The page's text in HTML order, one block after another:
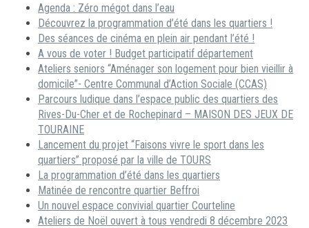
Agenda : Zéro mégot dans l’eau
Découvrez la programmation d’été dans les quartiers !
Des séances de cinéma en plein air pendant l’été !
A vous de voter ! Budget participatif département
Ateliers seniors “Aménager son logement pour bien vieillir à
domicile”- Centre Communal d’Action Sociale (CCAS)
Parcours ludique dans l’espace public des quartiers des
Rives-Du-Cher et de Rochepinard – MAISON DES JEUX DE
TOURAINE
Lancement du projet “Faisons vivre le sport dans les
quartiers” proposé par la ville de TOURS
La programmation d’été dans les quartiers
Matinée de rencontre quartier Beffroi
Un nouvel espace convivial quartier Courteline
Ateliers de Noël ouvert à tous vendredi 8 décembre 2023